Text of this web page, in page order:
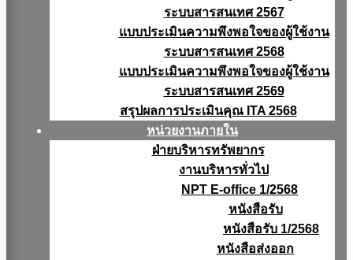
ระบบสารสนเทศ 2567
แบบประเมินความพึงพอใจของผู้ใช้งาน
ระบบสารสนเทศ 2568
แบบประเมินความพึงพอใจของผู้ใช้งาน
ระบบสารสนเทศ 2569
สรุปผลการประเมินคุณ ITA 2568
หน่วยงานภายใน
ฝ่ายบริหารทรัพยากร
งานบริหารทั่วไป
NPT E-office 1/2568
หนังสือรับ
หนังสือรับ 1/2568
หนังสือส่งออก